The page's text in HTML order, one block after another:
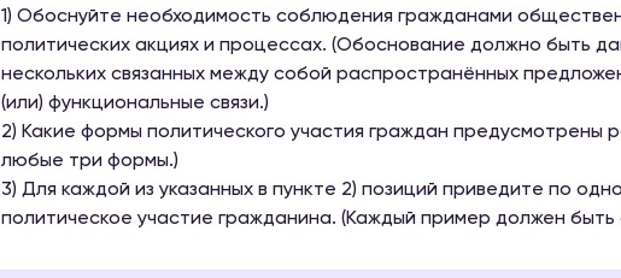
1) Обоснуйте необходимость соблюдения гражданами
политических акциях и процессах. (Обоснование должно быть
нескольких связанных между собой распространённых
(или) функциональные связи.)
2) Какие формы политического участия граждан предусмотрены
любые три формы.)
3) Для каждой из указанных в пункте 2) позиций приведите по
политическое участие гражданина. (Каждый пример должен